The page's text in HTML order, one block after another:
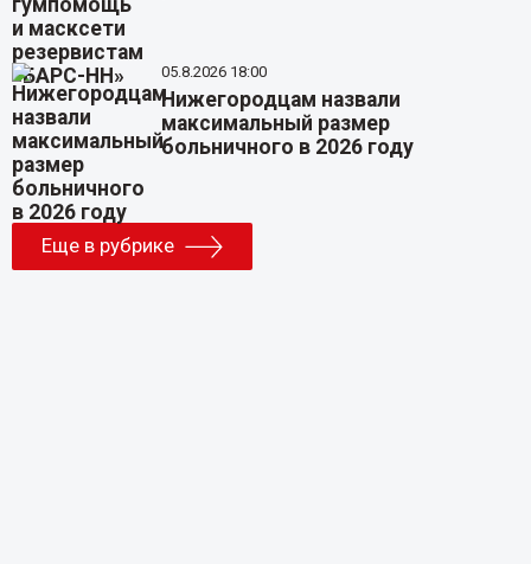
05.8.2026 18:00
Нижегородцам назвали
максимальный размер
больничного в 2026 году
Еще в рубрике